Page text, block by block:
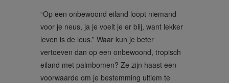
“Op een onbewoond eiland loopt niemand
voor je neus, ja je voelt je er blij, want lekker
leven is de leus.” Waar kun je beter
vertoeven dan op een onbewoond, tropisch
eiland met palmbomen? Ze zijn haast een
voorwaarde om je bestemming ultiem te